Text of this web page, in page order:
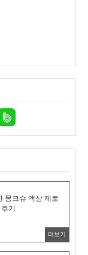
몽크슈 액상 제로
기
더보기